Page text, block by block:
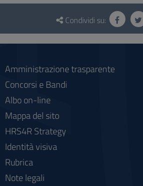
Questionario
social
Condividi su:
Amministrazione trasparente
Concorsi e Bandi
Albo on-line
Mappa del sito
HRS4R Strategy
Identità visiva
Rubrica
Note legali